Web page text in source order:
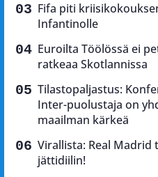
Fifa piti
Infantinolle
Euroilta Töölössä ei
ratkeaa Skotlannissa
Tilastopaljastus:
Inter-puolustaja on
maailman kärkeä
Virallista: Real
jättidiilin!